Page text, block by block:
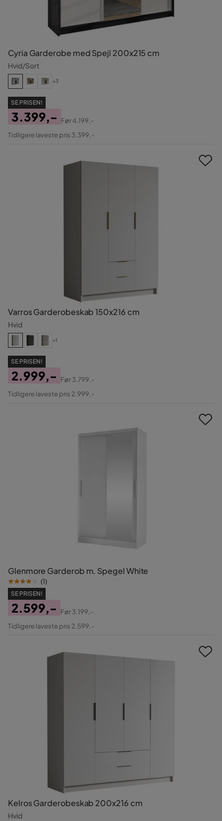
Cyria Garderobe med Spejl 200x215 cm
Hvid/Sort
+3
SE PRISEN!
Pris
3.399,-
Original
Før4.199,-
Tidligere laveste pris 3.399,-
Varros Garderobeskab 150x216 cm
Hvid
+1
SE PRISEN!
Pris
2.999,-
Original
Før3.799,-
Tidligere laveste pris 2.999,-
Glenmore Garderob m. Spegel White
(1)
SE PRISEN!
Pris
2.599,-
Original
Før3.199,-
Tidligere laveste pris 2.599,-
Kelros Garderobeskab 200x216 cm
Hvid